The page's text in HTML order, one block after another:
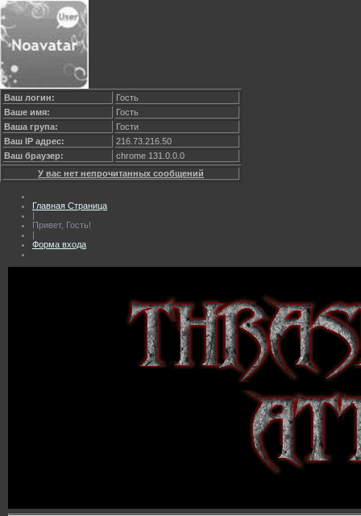
Ваш логин:
Гость
Ваше имя:
Гость
Ваша група:
Гости
Ваш IP адрес:
216.73.216.50
Ваш браузер:
chrome 131.0.0.0
У вас нет непрочитанных сообщений
Главная Страница
|
Привет, Гость!
|
Форма входа